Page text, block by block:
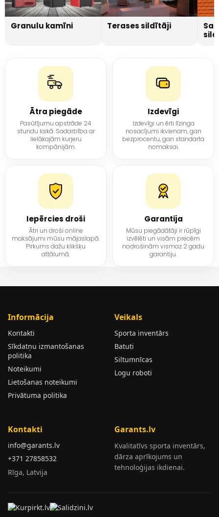
Granulu kamīni Terases sildītāji
Ātra piegāde
Pasūtījumu apstrāde 24
stundu laikā. Sadarbība ar
lielākajām kurjeru
kompānijām.
Izdevīgi
Izdevīgi un ērti līzinga
nosacījumi ikvienam, gan
bezprocentu, gan standarta
nomaksai.
Iepērcies droši
Ātri un droši online
maksājumi mūsu mājaslapā.
Pirkums dažu klikšķu
attālumā.
Garantija
Mūsu piegādātāji ir rūpīgi
izvēlēti un visām precēm
nodrošinām vismaz 2 gadu
garantiju.
Informācija
Kontakti
Sīkdatņu izmantošanas
politika
Noteikumi
Lietošanas noteikumi
Privātuma politika
Veikals
Sporta inventārs
Batuti
Siltumnīcas
Logu roboti
Kontakti
info@garants.lv
+371 27858532
Rīga, Latvija
Garants.lv
Kvalitatīvs sporta inventārs,
dārza aprīkojums un
tehnoloģijas ikdienai.